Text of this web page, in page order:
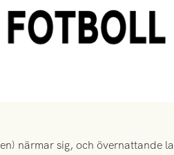
närmar sig, och övernattande